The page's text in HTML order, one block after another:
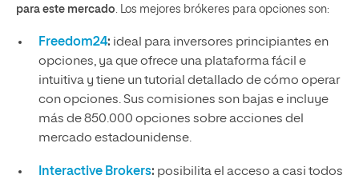
para este mercado . Los mejores brókeres para opciones son:
Freedom24: ideal para inversores principiantes en
opciones, ya que ofrece una plataforma fácil e
intuitiva y tiene un tutorial detallado de cómo operar
con opciones. Sus comisiones son bajas e incluye
más de 850.000 opciones sobre acciones del
mercado estadounidense.
Interactive Brokers: posibilita el acceso a casi todos